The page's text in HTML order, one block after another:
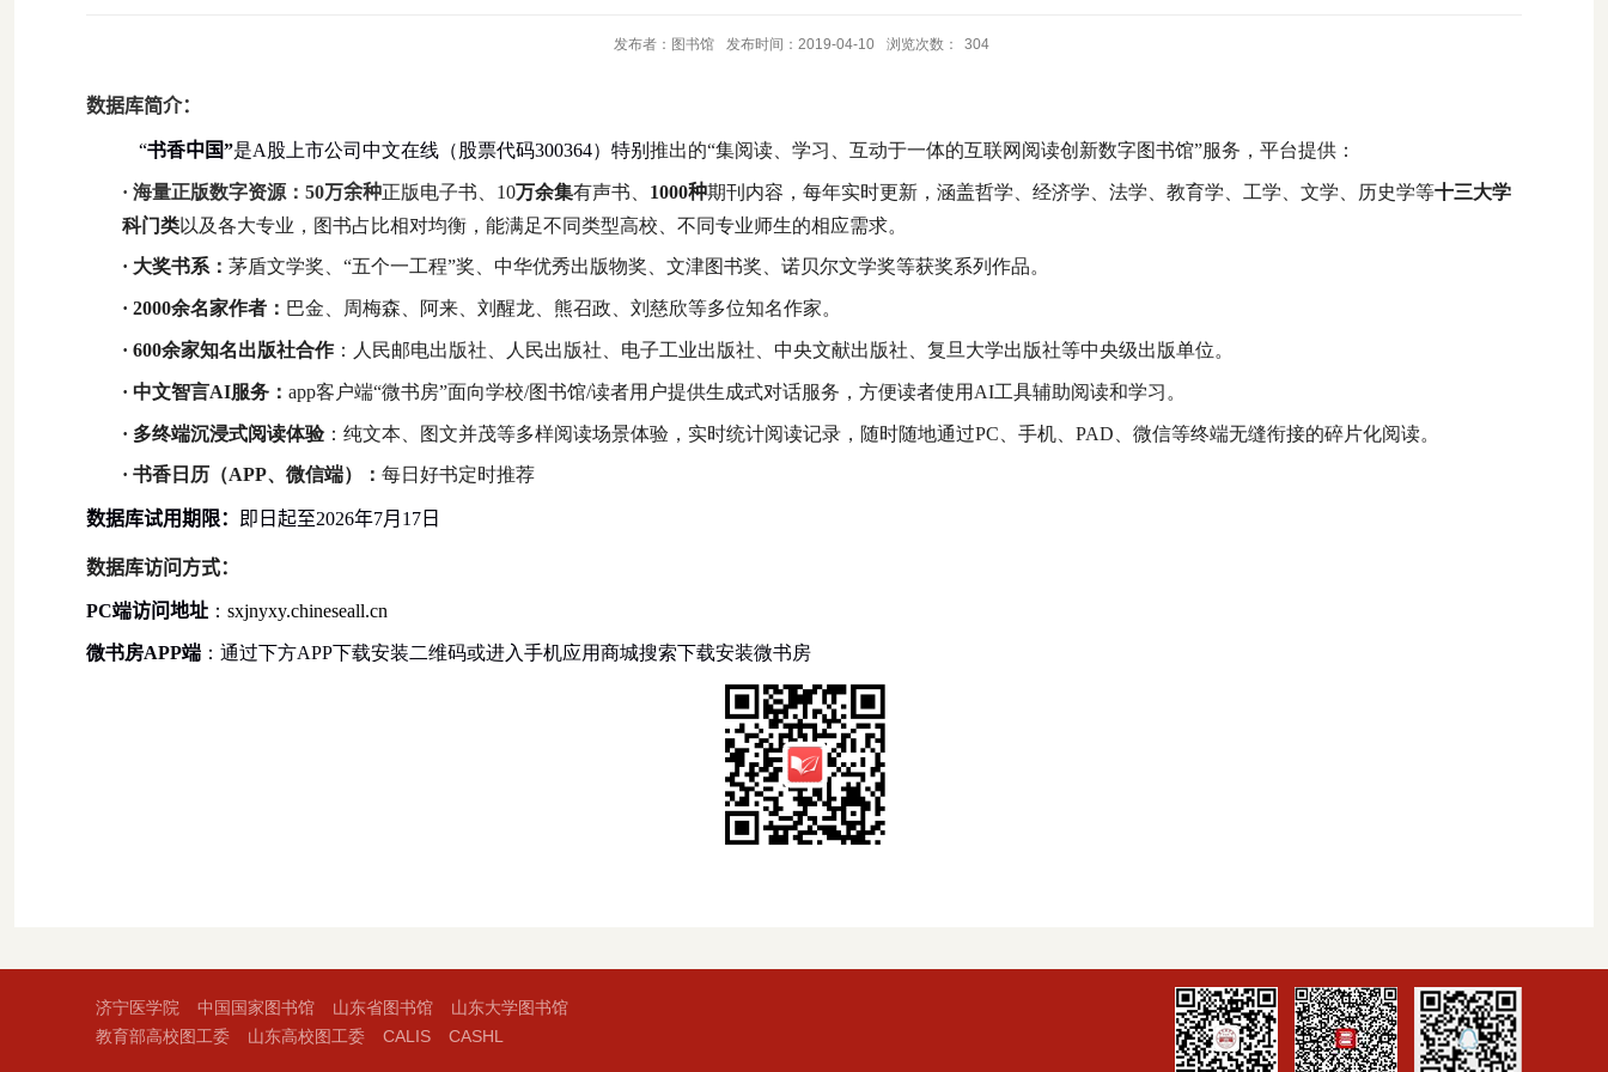
发布者：图书馆 发布时间：2019-04-10 浏览次数： 304
数据库简介：
“书香中国”是A 股上市公司中文在线（股票代码300364）特别推出的“集阅读、学习、互动于一体的互联网阅读创新数字图书馆”服务 ，平台提供：
· 海量正版数字资源： 50万余种正版电子书、 10万余集有声书、 1000种期刊内容，每年实时更新，涵盖哲学、经济学、法学、教育学、工学、文学、历史学等十三大学
科门类以及各大专业，图书占比相对均衡，能满足不同类型高校、不同专业师生的相应需求。
· 大奖书系： 茅盾文学奖、“五个一工程”奖、中华优秀出版物奖、文津图书奖、诺贝尔文学奖等获奖系列作品。
· 2000余名家作者： 巴金、周梅森、阿来、刘醒龙、熊召政、刘慈欣等多位知名作家。
· 600余家知名出版社合作：人民邮电出版社、人民出版社、电子工业出版社、中央文献出版社、复旦大学出版社等中央级出版单位。
· 中文智言AI服务： app客户端“微书房”面向学校/图书馆/读者用户提供生成式对话服务，方便读者使用 AI工具辅助阅读和学习。
· 多终端沉浸式阅读体验：纯文本、图文并茂等多样阅读场景体验，实时统计阅读记录，随时随地通过PC 、手机、 PAD 、微信等终端无缝衔接的碎片化阅读。
· 书香日历（APP、微信端）： 每日好书定时推荐
数据库试用期限： 即日起至2026年7月 17 日
数据库访问方式：
PC端访问地址 ： sxjnyxy.chineseall.cn
微书房APP端 ：通过下方APP下载安装二维码或进入手机应用商城搜索下载安装微书房
济宁医学院 中国国家图书馆 山东省图书馆
山东大学图书馆
教育部高校图工委
山东高校图工委 CALIS CASHL